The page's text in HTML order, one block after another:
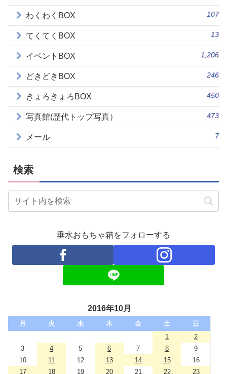
わくわくBOX 107
てくてくBOX 13
イベントBOX 1,206
どきどきBOX 246
きょろきょろBOX 450
写真館(歴代トップ写真） 473
メール 7
検索
垂水おもちゃ箱をフォローする
2016年10月
月 火 水 木 金 土
日
1
2
3
4 5 6 7 8
9
10
11 12 13 14 15
16
17
18 19 20 21 22 23